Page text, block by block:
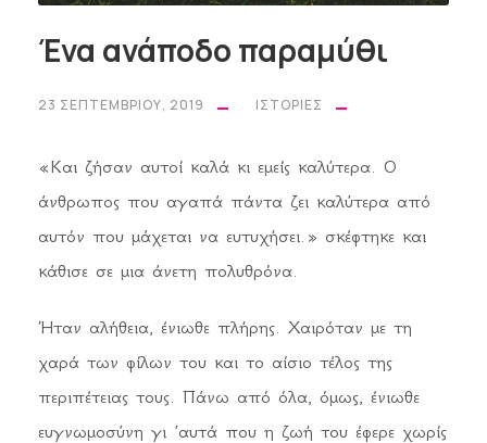
Ένα ανάποδο παραμύθι
23 ΣΕΠΤΕΜΒΡΊΟΥ, 2019 ΙΣΤΟΡΊΕΣ
«Και ζήσαν αυτοί καλά κι εμείς καλύτερα. Ο
άνθρωπος που αγαπά πάντα ζει καλύτερα από
αυτόν που μάχεται να ευτυχήσει.» σκέφτηκε και
κάθισε σε μια άνετη πολυθρόνα.
Ήταν αλήθεια, ένιωθε πλήρης. Χαιρόταν με τη
χαρά των φίλων του και το αίσιο τέλος της
περιπέτειας τους. Πάνω από όλα, όμως, ένιωθε
ευγνωμοσύνη γι ’αυτά που η ζωή του έφερε χωρίς